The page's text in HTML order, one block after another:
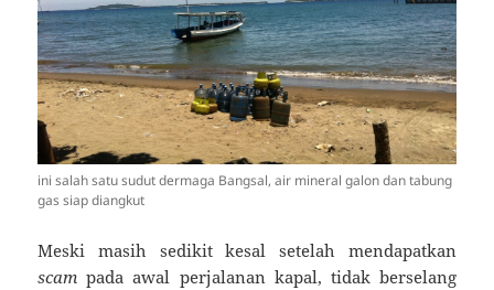
ini salah satu sudut dermaga Bangsal, air mineral galon dan tabung
gas siap diangkut
Meski masih sedikit kesal setelah mendapatkan
scam pada awal perjalanan kapal, tidak berselang